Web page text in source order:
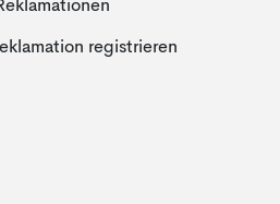
registrieren